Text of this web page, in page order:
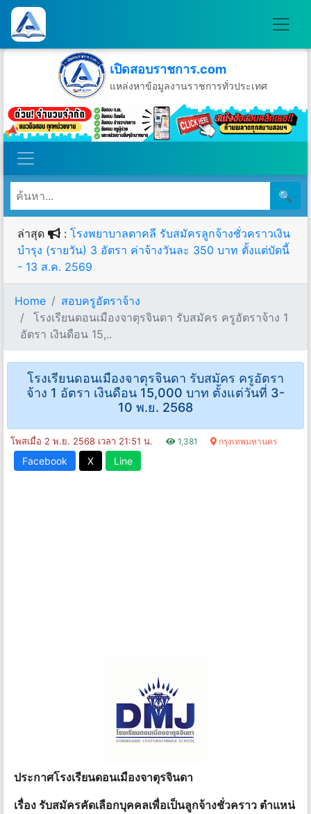
เปิดสอบราชการ.com
แหล่งหาข้อมูลงานราชการทั่วประเทศ
วันศุกร์ที่ 7 เดือนสิงหาคม พ.ศ.2569
🔍
ล่าสุด : โรงพยาบาลตาคลี รับสมัครลูกจ้างชั่วคราวเงิน
บํารุง (รายวัน) 3 อัตรา ค่าจ้างวันละ 350 บาท ตั้งแต่บัดนี้
- 13 ส.ค. 2569
Home
สอบครูอัตราจ้าง
โรงเรียนดอนเมืองจาตุรจินดา รับสมัคร ครูอัตราจ้าง 1
อัตรา เงินดือน 15,..
โรงเรียนดอนเมืองจาตุรจินดา รับสมัคร ครูอัตรา
จ้าง 1 อัตรา เงินดือน 15,000 บาท ตั้งแต่วันที่ 3-
10 พ.ย. 2568
โพสเมื่อ 2 พ.ย. 2568 เวลา 21:51 น. 1,381 กรุงเทพมหานคร
Facebook X Line
ประกาศโรงเรียนดอนเมืองจาตุรจินดา
เรื่อง รับสมัครคัดเลือกบุคคลเพื่อเป็นลูกจ้างชั่วคราว ตําแหน่